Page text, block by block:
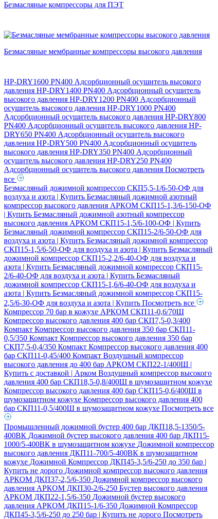
Безмасляные компрессоры для ПЭТ
Безмасляные мембранные компрессоры высокого давления
HP-DRY1600 PN400 Адсорбционный осушитель высокого
давления HP-DRY1400 PN400 Адсорбционный осушитель
высокого давления HP-DRY1200 PN400 Адсорбционный
осушитель высокого давления HP-DRY1000 PN400
Адсорбционный осушитель высокого давления HP-DRY800
PN400 Адсорбционный осушитель высокого давления HP-
DRY650 PN400 Адсорбционный осушитель высокого
давления HP-DRY500 PN400 Адсорбционный осушитель
высокого давления HP-DRY350 PN400 Адсорбционный
осушитель высокого давления HP-DRY250 PN400
Адсорбционный осушитель высокого давления Посмотреть
все
Безмасляный дожимной компрессор СКП5,5-1/6-50-ОФ для
воздуха и азота | Купить Безмасляный дожимной азотный
компрессор высокого давления АРКОМ СКП15-1,3/6-150-ОФ
| Купить Безмасляный дожимной азотный компрессор
высокого давления АРКОМ СКП15-1,5/6-100-ОФ | Купить
Безмасляный дожимной компрессор СКП15-2/6-50-ОФ для
воздуха и азота | Купить Безмасляный дожимной компрессор
СКП15-1,5/6-50-ОФ для воздуха и азота | Купить Безмасляный
дожимной компрессор СКП15-2,2/6-40-ОФ для воздуха и
азота | Купить Безмасляный дожимной компрессор СКП15-
2/6-40-ОФ для воздуха и азота | Купить Безмасляный
дожимной компрессор СКП15-1,6/6-40-ОФ для воздуха и
азота | Купить Безмасляный дожимной компрессор СКП15-
2,5/6-30-ОФ для воздуха и азота | Купить Посмотреть все
Компрессор 70 бар в кожухе АРКОМ СКП11-0,6/70Ш
Компрессор высокого давления 400 бар СКП7,5-0,3/400
Компакт Компрессор высокого давления 350 бар СКП11-
0,5/350 Компакт Компрессор высокого давления 350 бар
СКП7,5-0,4/350 Компакт Компрессор высокого давления 400
бар СКП11-0,45/400 Компакт Воздушный компрессор
высокого давления до 400 бар АРКОМ СКП22-1/400Ш |
Купить с доставкой | Арком Воздушный компрессор высокого
давления 400 бар СКП18,5-0,8/400Ш в шумозащитном кожухе
Компрессор высокого давления 400 бар СКП15-0,6/400Ш в
шумозащитном кожухе Компрессор высокого давления 400
бар СКП11-0,5/400Ш в шумозащитном кожухе Посмотреть все
Промышленный дожимной бустер 400 бар ДКП18,5-1350/5-
400ВК Дожимной бустер высокого давления 400 бар ДКП15-
1000/5-400ВК в шумозащитном кожухе Дожимной компрессор
высокого давления ДКП11-700/5-400ВК в шумозащитном
кожухе Дожимной Компрессор ДКП45-3,5/6-250 до 350 бар |
Купить не дорого Дожимной компрессор высокого давления
АРКОМ ДКП37-2,5/6-350 Дожимной компрессор высокого
давления АРКОМ ДКП30-2/6-250 Бустер высокого давления
АРКОМ ДКП22-1,5/6-350 Дожимной бустер высокого
давления АРКОМ ДКП15-1/6-350 Дожимной Компрессор
ДКП45-3,5/6-250 до 250 бар | Купить не дорого Посмотреть